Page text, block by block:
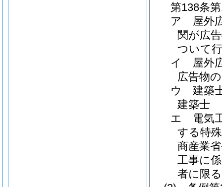
第138条
ア
屋外
関が広
ついて
イ
屋外
広告物
ウ
建築
建築士
エ
電気
する特
商産業
工事に
者に限